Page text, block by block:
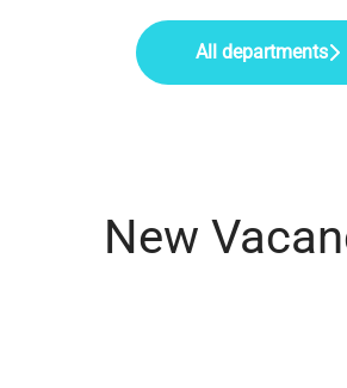
All departments
New